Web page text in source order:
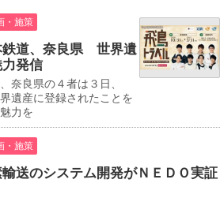
・施策
鉄道、奈良県 世界遺
発信
奈良県の４者は３日、
遺産に登録されたことを
力を
・施策
送のシステム開発がＮＥＤＯ実証